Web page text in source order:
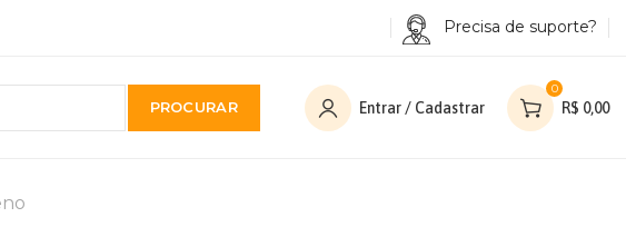
Precisa de suporte?
PROCURAR Entrar / Cadastrar
0
R$ 0,00